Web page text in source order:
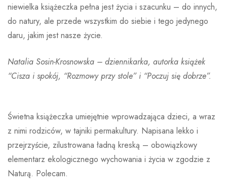
niewielka książeczka pełna jest życia i szacunku – do innych,
do natury, ale przede wszystkim do siebie i tego jedynego
daru, jakim jest nasze życie.
Natalia Sosin-Krosnowska – dziennikarka, autorka książek
“Cisza i spokój, “Rozmowy przy stole” i “Poczuj się dobrze”.
Świetna książeczka umiejętnie wprowadzająca dzieci, a wraz
z nimi rodziców, w tajniki permakultury. Napisana lekko i
przejrzyście, zilustrowana ładną kreską – obowiązkowy
elementarz ekologicznego wychowania i życia w zgodzie z
Naturą. Polecam.